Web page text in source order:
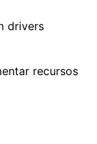
drivers
recursos